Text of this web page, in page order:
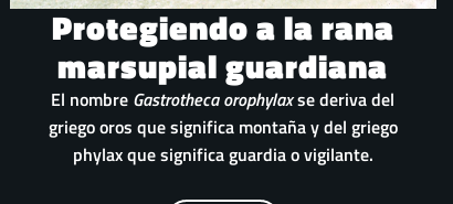
Protegiendo a la rana
marsupial guardiana
El nombre Gastrotheca orophylaxse deriva del
griego oros que significa montaña y del griego
phylax que significa guardia o vigilante.